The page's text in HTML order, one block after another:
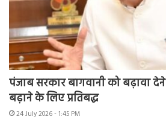
पंजाब सरकार बागवानी को बढ़ावा
बढ़ाने के लिए प्रतिबद्ध
24 July 2026 - 1:45 PM